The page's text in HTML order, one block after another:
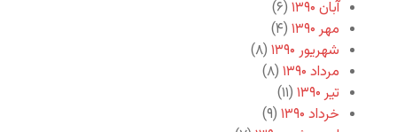
آبان ۱۳۹۰
(۶)
مهر ۱۳۹۰
(۴)
شهریور ۱۳۹۰
(۸)
مرداد ۱۳۹۰
(۸)
تیر ۱۳۹۰
(۱۱)
خرداد ۱۳۹۰
(۹)